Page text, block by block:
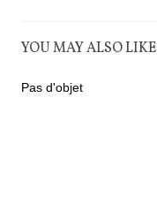
YOU MAY ALSO LIKE
Pas d'objet